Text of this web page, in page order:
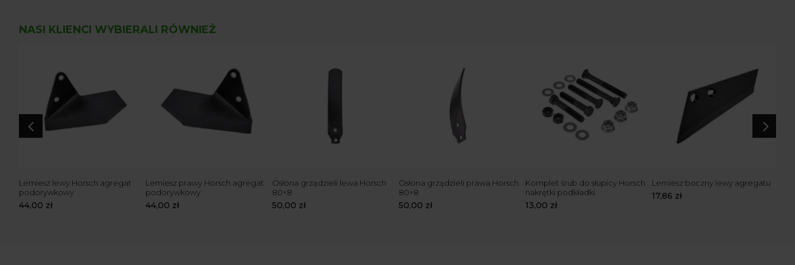
NASI KLIENCI WYBIERALI RÓWNIEŻ
4
Lemiesz lewy Horsch agregat
podorywkowy
44,00 zł
Lemiesz prawy Horsch agregat
podorywkowy
44,00 zł
Osłona grządzieli lewa Horsch
80×8
50,00 zł
Osłona grządzieli prawa Horsch
80×8
50,00 zł
Komplet śrub do słupicy Horsch
nakrętki podkładki
13,00 zł
Lemiesz boczny lewy agregatu
17,86 zł
5